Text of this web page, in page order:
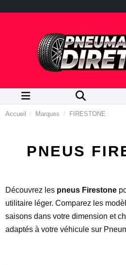
Accueil Marques FIRESTONE
PNEUS
Découvrez les pneus Firestone
utilitaire léger. Comparez les
saisons dans votre dimension et
adaptés à votre véhicule sur